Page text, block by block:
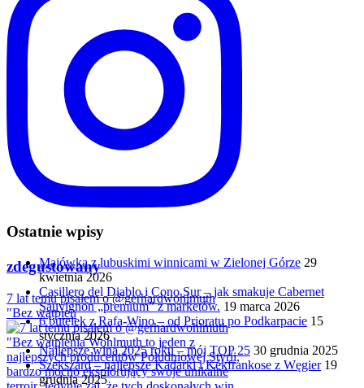
zdegustowany
7 lat temu pisałem o @gerhardwohlmuth
"Bez wątpien
Ostatnie wpisy
Majówka z lubuskimi winnicami w Zielonej Górze 29
kwietnia 2026
Casillero del Diablo i Cono Sur – jak smakuje Cabernet
Sauvignon „premium” z marketów. 19 marca 2026
6 butelek z Rafa-Wino – od Prioratu po Podkarpacie 15
stycznia 2026
Najlepsze wina 2025 roku – mój TOP 25 30 grudnia 2025
Szekszárd – najlepsze Kadarki i Kékfrankose z Węgier 19
grudnia 2025